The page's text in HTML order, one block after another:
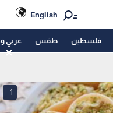
English
فلسطين طقس عربي
1